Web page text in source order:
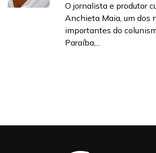
O jornalista e produtor
Anchieta Maia, um dos
importantes do
Paraíba,...